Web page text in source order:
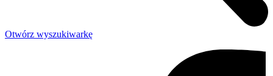
Otwórz wyszukiwarkę